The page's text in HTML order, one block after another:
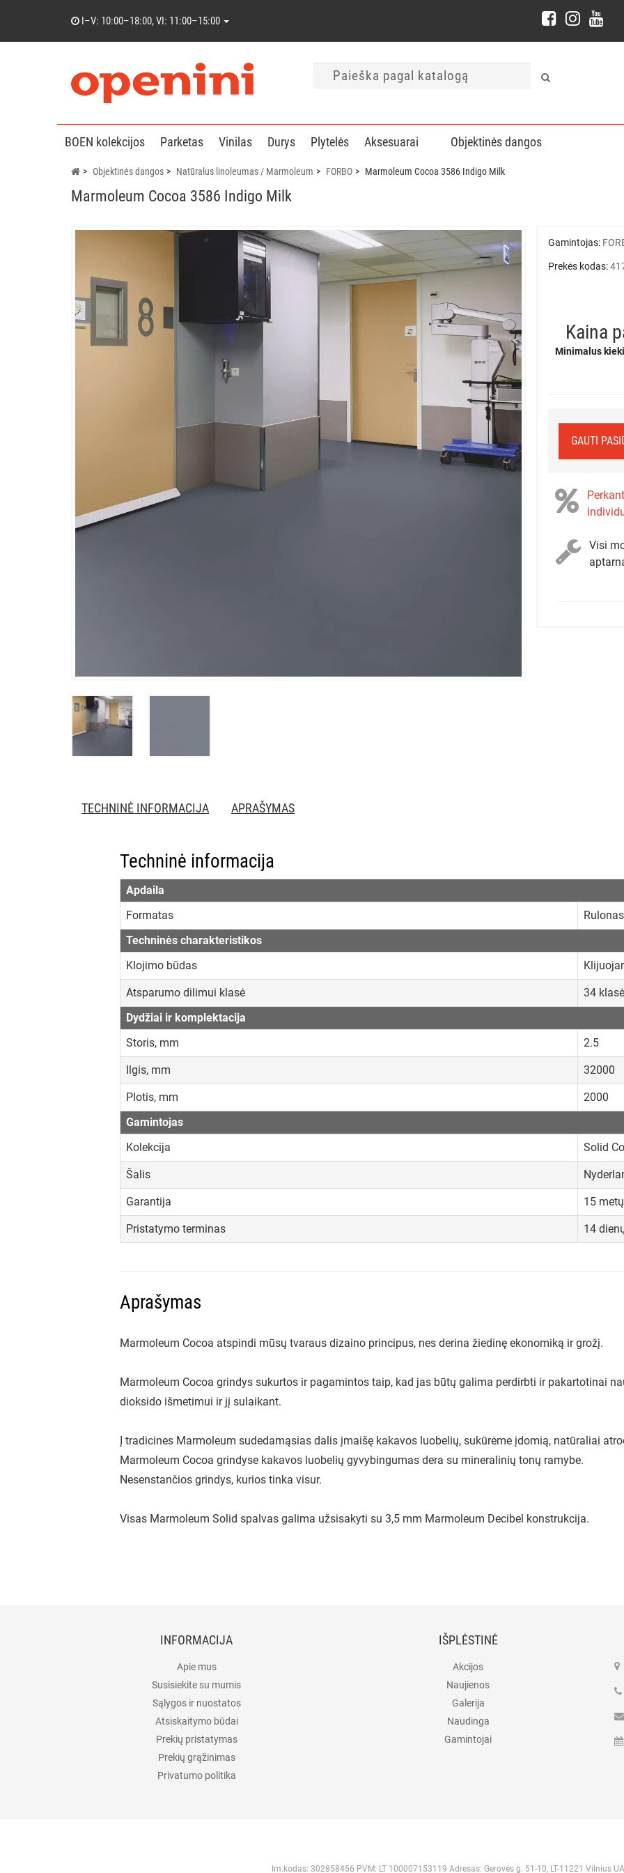
I–V: 10:00–18:00, VI: 11:00–15:00
BOEN kolekcijos Parketas Vinilas Durys Plytelės Aksesuarai Objektinės dangos
Objektinės dangos Natūralus linoleumas / Marmoleum FORBO Marmoleum Cocoa 3586 Indigo Milk
Marmoleum Cocoa 3586 Indigo Milk
Gamintojas:
Prekės kodas:
Kaina
Minimalus
GAUTI
Visi
TECHNINĖ INFORMACIJA APRAŠYMAS
Techninė informacija
Apdaila
Formatas
Rulonas
Techninės charakteristikos
Klojimo būdas
Atsparumo dilimui klasė
34 klasė
Dydžiai ir komplektacija
Storis, mm
2.5
Ilgis, mm 32000
Plotis, mm
2000
Gamintojas
Kolekcija
Solid
Šalis
Garantija 15 metų
Pristatymo terminas 14
Aprašymas
Marmoleum Cocoa atspindi mūsų tvaraus dizaino principus, nes derina žiedinę ekonomiką ir grožį.
Marmoleum Cocoa grindys sukurtos ir pagamintos taip, kad jas būtų galima perdirbti ir pakartotinai
dioksido išmetimui ir jį sulaikant.
Į tradicines Marmoleum sudedamąsias dalis įmaišę kakavos luobelių, sukūrėme įdomią, natūraliai
Marmoleum Cocoa grindyse kakavos luobelių gyvybingumas dera su mineralinių tonų ramybe.
Nesenstančios grindys, kurios tinka visur.
Visas Marmoleum Solid spalvas galima užsisakyti su 3,5 mm Marmoleum Decibel konstrukcija.
INFORMACIJA
Apie mus
Susisiekite su mumis
Sąlygos ir nuostatos
Atsiskaitymo būdai
Prekių pristatymas
Prekių grąžinimas
Privatumo politika
IŠPLĖSTINĖ
Akcijos
Naujienos
Galerija
Naudinga
Gamintojai
Im.kodas: 302858456 PVM: LT 100007153119 Adresas: Gerovės g. 51-10, LT-11221 Vilnius